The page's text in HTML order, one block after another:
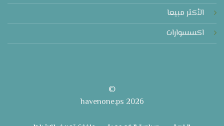
الأكثر مبيعا
اكسسوارات
©
2026 havenone.ps